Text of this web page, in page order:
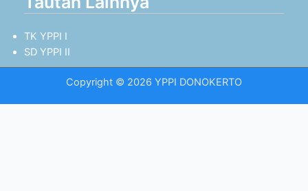
TK YPPI I
SD YPPI II
Copyright © 2026 YPPI DONOKERTO